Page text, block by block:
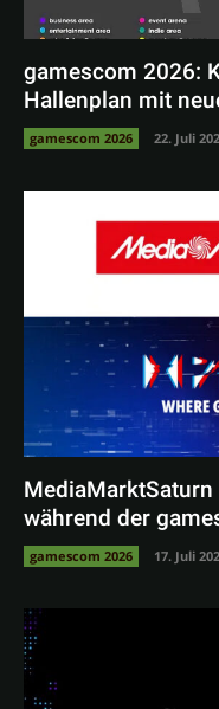
gamescom 2026:
Hallenplan mit
gamescom 2026 22. Juli
während der
gamescom 2026 17. Juli